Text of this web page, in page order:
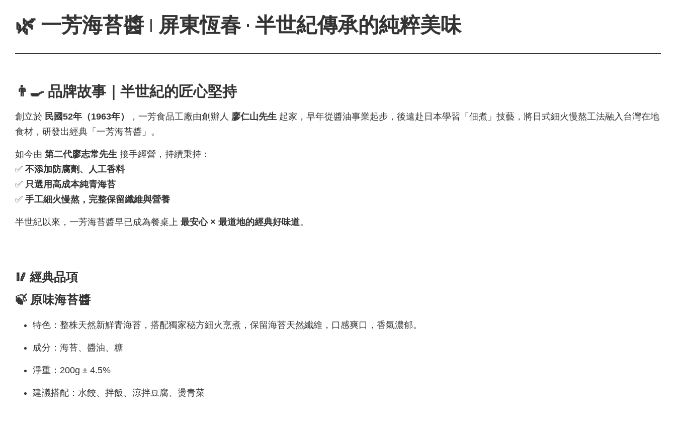
🌿 一芳海苔醬 | 屏東恆春 · 半世紀傳承的純粹美味
👨‍🍳 品牌故事｜半世紀的匠心堅持
創立於 民國52年（1963年） ，一芳食品工廠由創辦人 廖仁山先生 起家，早年從醬油事業起步，後遠赴日本學習「佃煮」技藝，將日式細火慢熬工法融入台灣在地
食材，研發出經典「一芳海苔醬」。
如今由 第二代廖志常先生 接手經營，持續秉持：
✅ 不添加防腐劑、人工香料
✅ 只選用高成本純青海苔
✅ 手工細火慢熬，完整保留纖維與營養
半世紀以來，一芳海苔醬早已成為餐桌上 最安心 × 最道地的經典好味道。
🥢 經典品項
🍃 原味海苔醬
特色：整株天然新鮮青海苔，搭配獨家秘方細火烹煮，保留海苔天然纖維，口感爽口，香氣濃郁。
成分：海苔、醬油、糖
淨重：200g ± 4.5%
建議搭配：水餃、拌飯、涼拌豆腐、燙青菜